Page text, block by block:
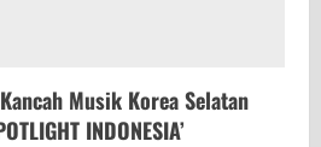
Musik Korea Selatan
INDONESIA’